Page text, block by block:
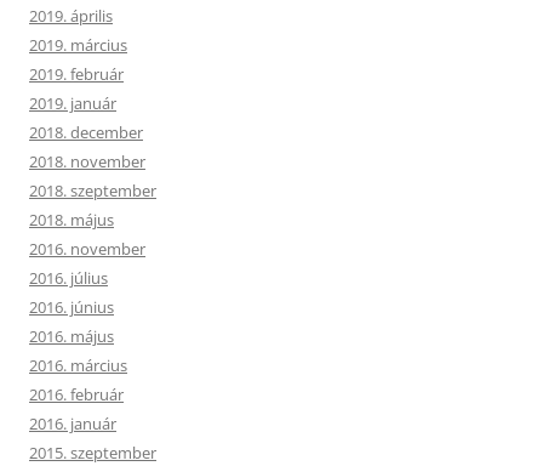
2019. április
2019. március
2019. február
2019. január
2018. december
2018. november
2018. szeptember
2018. május
2016. november
2016. július
2016. június
2016. május
2016. március
2016. február
2016. január
2015. szeptember